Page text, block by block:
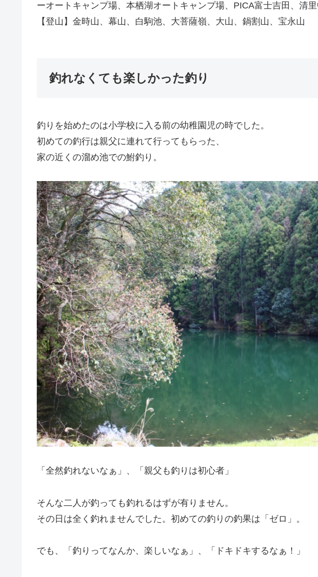
ーオートキャンプ場、本栖湖オートキャンプ場、PICA富士吉田、清
【登山】金時山、幕山、白駒池、大菩薩嶺、大山、鍋割山、宝永山
釣れなくても楽しかった釣り
釣りを始めたのは小学校に入る前の幼稚園児の時でした。
初めての釣行は親父に連れて行ってもらった、
家の近くの溜め池での鮒釣り。
「全然釣れないなぁ」、「親父も釣りは初心者」
そんな二人が釣っても釣れるはずが有りません。
その日は全く釣れませんでした。初めての釣りの釣果は「ゼロ」。
でも、「釣りってなんか、楽しいなぁ」、「ドキドキするなぁ！」